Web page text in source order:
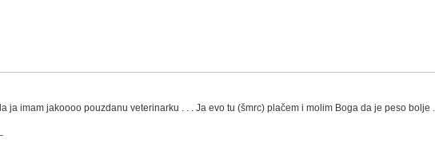
ja imam jakoooo pouzdanu veterinarku . . . Ja evo tu (šmrc) plačem i molim Boga da je peso bolje